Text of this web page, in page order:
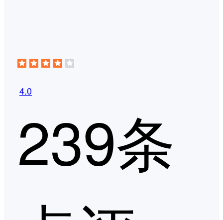
4.0
239条